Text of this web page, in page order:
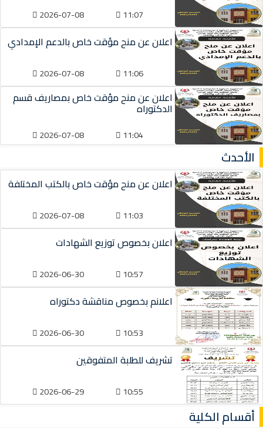
11:07
2026-07-08
اعلان عن منح مؤقت خاص بالدعم الإمدادي
11:06
2026-07-08
اعلان عن منح مؤقت خاص بمصاريف قسم
الدكتوراه
11:04
2026-07-08
الأحدث
اعلان عن منح مؤقت خاص بالكتب المختلفة
11:03
2026-07-08
اعلان بخصوص توزيع الشهادات
10:57
2026-06-30
اعلانم بخصوص مناقشة دكتوراه
10:53
2026-06-30
تشريف للطلبة المتفوقين
10:55
2026-06-29
أقسام الكلية